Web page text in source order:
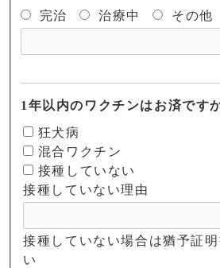
完治
治療中 その他
1年以内のワクチンはお済です
狂犬病
混合ワクチン
接種していない
接種していない理由
接種していない場合は猶予証
い